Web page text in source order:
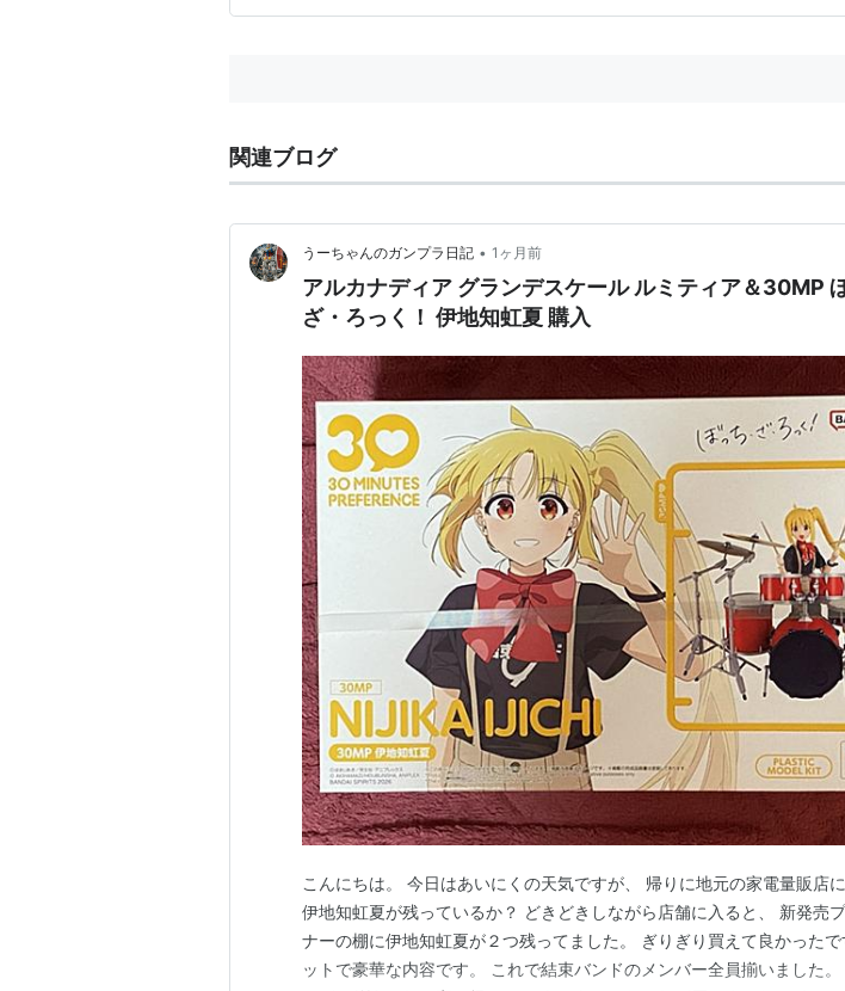
関連ブログ
うーちゃんのガンプラ日記 • 1ヶ月前
アルカナディア グランデスケール ルミティア＆30MP
ざ・ろっく！ 伊地知虹夏 購入
こんにちは。 今日はあいにくの天気ですが、 帰りに地元の家電量販店
伊地知虹夏が残っているか？ どきどきしながら店舗に入ると、 新発売
ナーの棚に伊地知虹夏が２つ残ってました。 ぎりぎり買えて良かった
ットで豪華な内容です。 これで結束バンドのメンバー全員揃いました